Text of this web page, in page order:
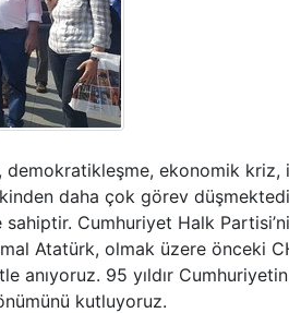
demokratikleşme, ekonomik kriz,
daha çok görev
Cumhuriyet Halk
Atatürk, olmak üzere önceki
anıyoruz. 95 yıldır
kutluyoruz.